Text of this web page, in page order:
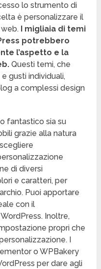
lo strumento di
è personalizzare il
I migliaia di temi
potrebbero
l’aspetto e la
Questi temi, che
gusti individuali,
a complessi design
fantastico sia su
grazie alla natura
di diversi
e caratteri, per
Puoi apportare
con il
Inoltre,
propri che
I
o WPBakery
per dare agli